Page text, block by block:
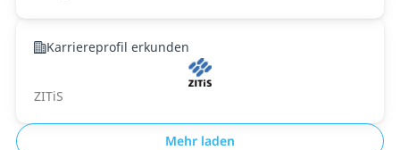
Karriereprofil erkunden
ZITiS
Mehr laden